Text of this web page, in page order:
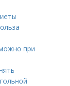
при